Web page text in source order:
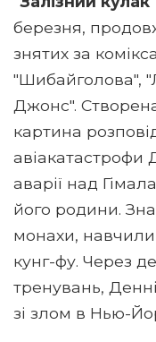
березня,
знятих за
"Шибайголова",
Джонс".
картина
авіакатастрофи
аварії над
його родини.
монахи,
кунг-фу. Через
тренувань,
зі злом в Нью-